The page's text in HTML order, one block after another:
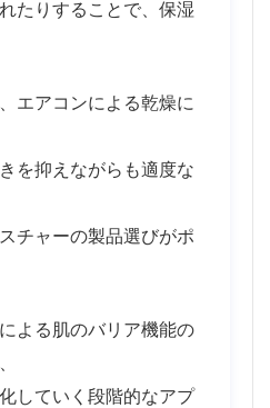
たりすることで、保湿
エアコンによる乾燥に
を抑えながらも適度な
チャーの製品選びがポ
よる肌のバリア機能の
していく段階的なアプ